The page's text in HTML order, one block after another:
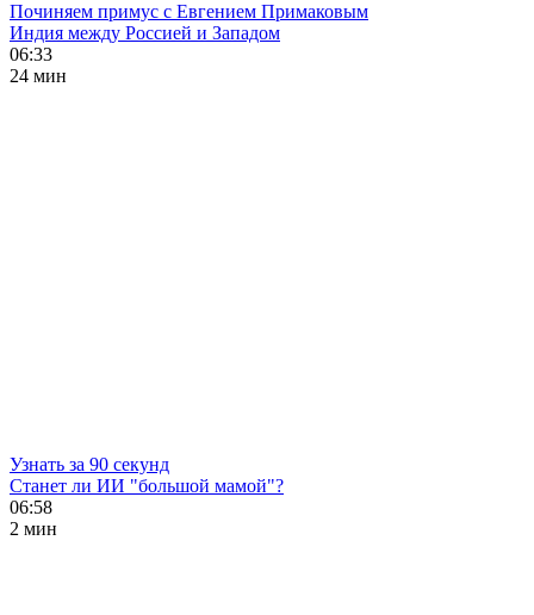
Починяем примус с Евгением Примаковым
Индия между Россией и Западом
06:33
24 мин
Узнать за 90 секунд
Станет ли ИИ "большой мамой"?
06:58
2 мин